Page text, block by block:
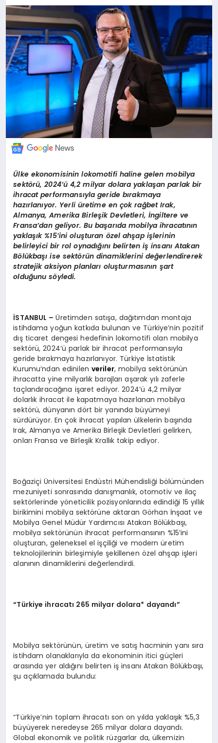
Ülke ekonomisinin lokomotifi haline gelen mobilya
sektörü, 2024’ü 4,2 milyar dolara yaklaşan parlak bir
ihracat performansıyla geride bırakmaya
hazırlanıyor. Yerli üretime en çok rağbet Irak,
Almanya, Amerika Birleşik Devletleri, İngiltere ve
Fransa’dan geliyor. Bu başarıda mobilya ihracatının
yaklaşık %15’ini oluşturan özel ahşap işlerinin
belirleyici bir rol oynadığını belirten iş insanı Atakan
Bölükbaşı ise sektörün dinamiklerini değerlendirerek
stratejik aksiyon planları oluşturmasının şart
olduğunu söyledi.
İSTANBUL –Üretimden satışa, dağıtımdan montaja
istihdama yoğun katkıda bulunan ve Türkiye’nin pozitif
dış ticaret dengesi hedefinin lokomotifi olan mobilya
sektörü, 2024’ü parlak bir ihracat performansıyla
geride bırakmaya hazırlanıyor. Türkiye İstatistik
Kurumu’ndan edinilen veriler, mobilya sektörünün
ihracatta yine milyarlık barajları aşarak yılı zaferle
taçlandıracağına işaret ediyor. 2024’ü 4,2 milyar
dolarlık ihracat ile kapatmaya hazırlanan mobilya
sektörü, dünyanın dört bir yanında büyümeyi
sürdürüyor. En çok ihracat yapılan ülkelerin başında
Irak, Almanya ve Amerika Birleşik Devletleri gelirken,
onları Fransa ve Birleşik Krallık takip ediyor.
Boğaziçi Üniversitesi Endüstri Mühendisliği bölümünden
mezuniyeti sonrasında danışmanlık, otomotiv ve ilaç
sektörlerinde yöneticilik pozisyonlarında edindiği 15 yıllık
birikimini mobilya sektörüne aktaran Görhan İnşaat ve
Mobilya Genel Müdür Yardımcısı Atakan Bölükbaşı,
mobilya sektörünün ihracat performansının %15’ini
oluşturan, geleneksel el işçiliği ve modern üretim
teknolojilerinin birleşimiyle şekillenen özel ahşap işleri
alanının dinamiklerini değerlendirdi.
“Türkiye ihracatı 265 milyar dolara* dayandı”
Mobilya sektörünün, üretim ve satış hacminin yanı sıra
istihdam olanaklarıyla da ekonominin itici güçleri
arasında yer aldığını belirten iş insanı Atakan Bölükbaşı,
şu açıklamada bulundu:
“Türkiye’nin toplam ihracatı son on yılda yaklaşık %5,3
büyüyerek neredeyse 265 milyar dolara dayandı.
Global ekonomik ve politik rüzgarlar da, ülkemizin